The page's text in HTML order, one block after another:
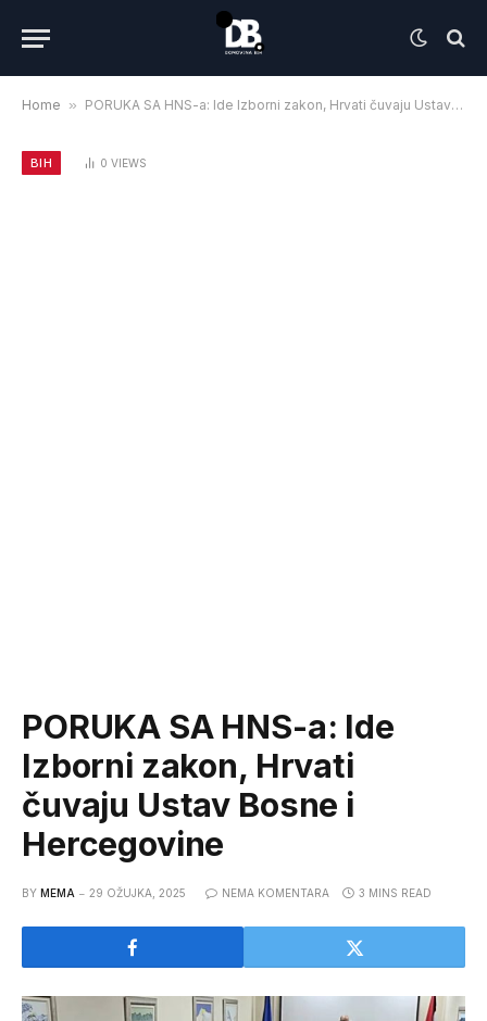
Home » PORUKA SA HNS-a: Ide Izborni zakon, Hrvati čuvaju Ustav Bosne i Hercegovine
BIH 0 VIEWS
PORUKA SA HNS-a: Ide
Izborni zakon, Hrvati
čuvaju Ustav Bosne i
Hercegovine
BY MEMA 29 OŽUJKA, 2025 NEMA KOMENTARA 3 MINS READ